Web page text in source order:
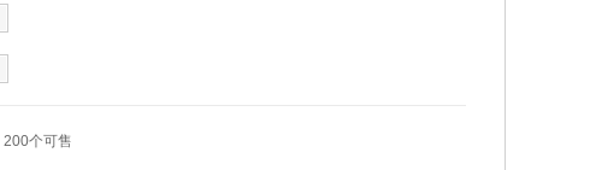
200个可售